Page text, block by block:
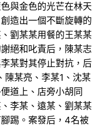
與金色的光芒在林天
造出一個不斷旋轉的
劉某某用餐的王某某
絕和叱責后，陳某志
某對其停止對抗，后
陳某亮、李某1、沈某
道上、店旁小胡同
李某、遠某、劉某某
踢。案發后，4名被